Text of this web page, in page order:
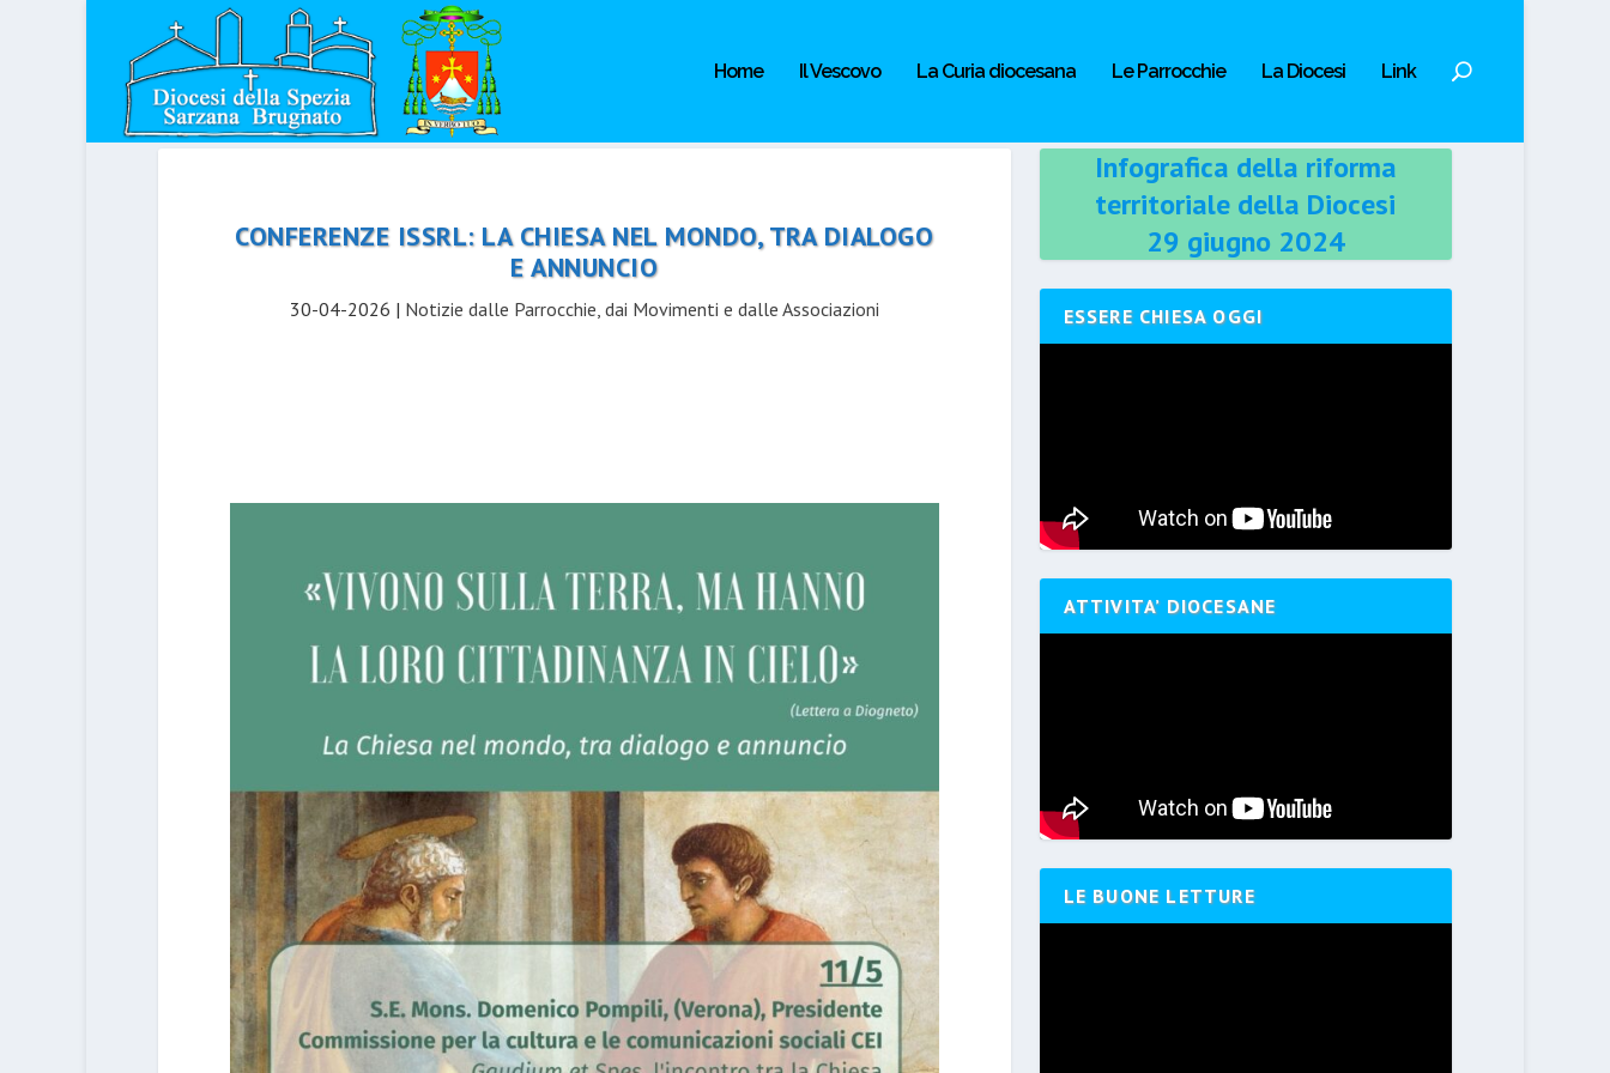
Home Il Vescovo La Curia diocesana Le Parrocchie La Diocesi Link
CONFERENZE ISSRL: LA CHIESA NEL MONDO, TRA DIALOGO
E ANNUNCIO
30-04-2026 | Notizie dalle Parrocchie, dai Movimenti e dalle Associazioni
Infografica della riforma
territoriale della Diocesi
29 giugno 2024
ESSERE CHIESA OGGI
ATTIVITA’ DIOCESANE
LE BUONE LETTURE